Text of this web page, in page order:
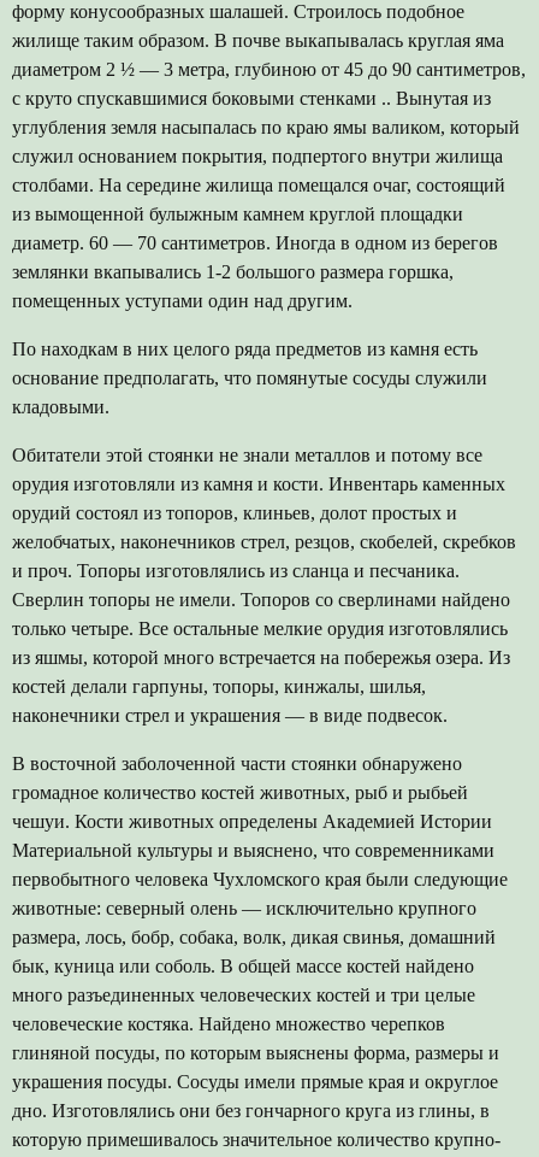
форму конусообразных шалашей. Строилось подобное
жилище таким образом. В почве выкапывалась круглая яма
диаметром 2 ½ — 3 метра, глубиною от 45 до 90 сантиметров,
с круто спускавшимися боковыми стенками .. Вынутая из
углубления земля насыпалась по краю ямы валиком, который
служил основанием покрытия, подпертого внутри жилища
столбами. На середине жилища помещался очаг, состоящий
из вымощенной булыжным камнем круглой площадки
диаметр. 60 — 70 сантиметров. Иногда в одном из берегов
землянки вкапывались 1-2 большого размера горшка,
помещенных уступами один над другим.
По находкам в них целого ряда предметов из камня есть
основание предполагать, что помянутые сосуды служили
кладовыми.
Обитатели этой стоянки не знали металлов и потому все
орудия изготовляли из камня и кости. Инвентарь каменных
орудий состоял из топоров, клиньев, долот простых и
желобчатых, наконечников стрел, резцов, скобелей, скребков
и проч. Топоры изготовлялись из сланца и песчаника.
Сверлин топоры не имели. Топоров со сверлинами найдено
только четыре. Все остальные мелкие орудия изготовлялись
из яшмы, которой много встречается на побережья озера. Из
костей делали гарпуны, топоры, кинжалы, шилья,
наконечники стрел и украшения — в виде подвесок.
В восточной заболоченной части стоянки обнаружено
громадное количество костей животных, рыб и рыбьей
чешуи. Кости животных определены Академией Истории
Материальной культуры и выяснено, что современниками
первобытного человека Чухломского края были следующие
животные: северный олень — исключительно крупного
размера, лось, бобр, собака, волк, дикая свинья, домашний
бык, куница или соболь. В общей массе костей найдено
много разъединенных человеческих костей и три целые
человеческие костяка. Найдено множество черепков
глиняной посуды, по которым выяснены форма, размеры и
украшения посуды. Сосуды имели прямые края и округлое
дно. Изготовлялись они без гончарного круга из глины, в
которую примешивалось значительное количество крупно-